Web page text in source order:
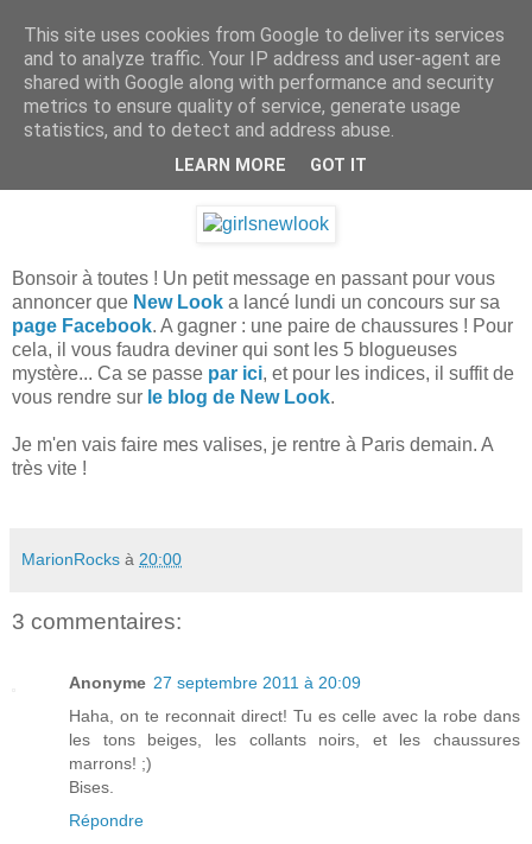
mardi 27 septembre 2011
Concours New Look
Bonsoir à toutes ! Un petit message en passant pour vous
annoncer que New Look a lancé lundi un concours sur sa
page Facebook. A gagner : une paire de chaussures ! Pour
cela, il vous faudra deviner qui sont les 5 blogueuses
mystère... Ca se passe par ici, et pour les indices, il suffit de
vous rendre sur le blog de New Look.
Je m'en vais faire mes valises, je rentre à Paris demain. A
très vite !
MarionRocks à 20:00
3 commentaires:
Anonyme 27 septembre 2011 à 20:09
Haha, on te reconnait direct! Tu es celle avec la robe dans
les tons beiges, les collants noirs, et les chaussures
marrons! ;)
Bises.
Répondre
This site uses cookies from Google to deliver its services
and to analyze traffic. Your IP address and user-agent are
shared with Google along with performance and security
metrics to ensure quality of service, generate usage
statistics, and to detect and address abuse.
LEARN MORE GOT IT